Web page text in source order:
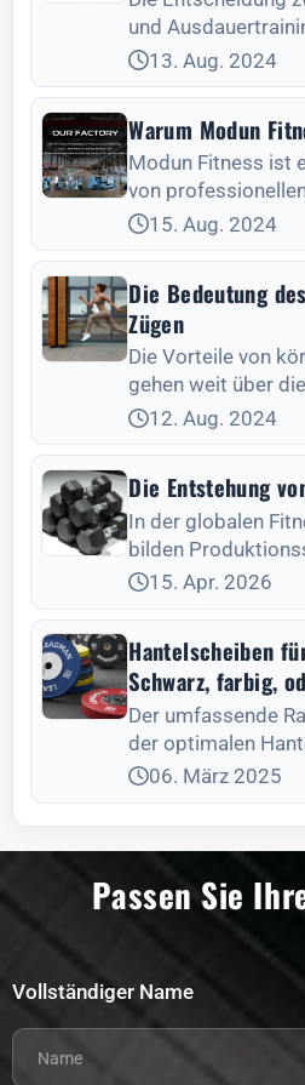
und
wie die Wahl
13. Aug. 2024
Warum Modun
Modun Fitness ist
von
Fitnessgeräten
15. Aug. 2024
Die Bedeutung
Zügen
Die Vorteile von
gehen weit über
Gewichtsreduktion
Mitglieder sind
Fitnesstraining mit
Abnehmen zu
12. Aug. 2024
Die Entstehung
In der globalen
bilden
Regionen wie Q
15. Apr. 2026
Hantelscheiben
Schwarz, farbig,
Der umfassende
der optimalen
Fitnessstudio in
schwarze
bieten Ihnen
wie Langlebigkeit
06. März 2025
Passen Sie
Vollständiger Name